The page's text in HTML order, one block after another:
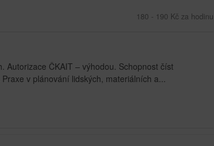
180 - 190 Kč za hodinu
Autorizace ČKAIT – výhodou. Schopnost číst
v plánování lidských, materiálních a...